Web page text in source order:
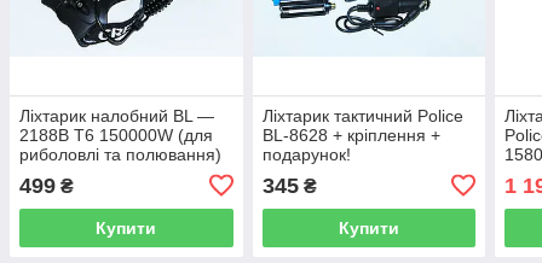
Ліхтарик налобний BL —
2188B Т6 150000W (для
риболовлі та полювання)
499 ₴
Купити
Ліхтарик тактичний Police
BL-8628 + кріплення +
подарунок!
345₴
Купити
1